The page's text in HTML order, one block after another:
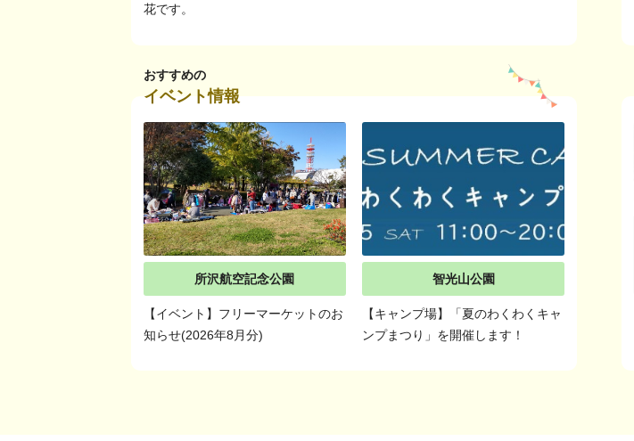
花です。
おすすめの
イベント情報
所沢航空記念公園
【イベント】フリーマーケットのお
知らせ(2026年8月分)
智光山公園
【キャンプ場】「夏のわくわくキャ
ンプまつり」を開催します！